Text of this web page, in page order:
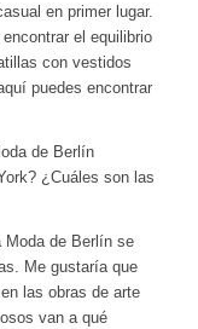
en primer lugar.
el equilibrio
con vestidos
puedes encontrar
de Berlín
¿Cuáles son las
Moda de Berlín se
Me gustaría que
las obras de arte
van a qué